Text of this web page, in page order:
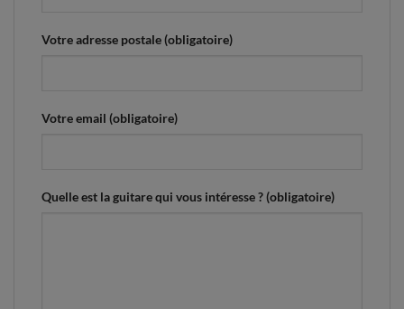
Votre adresse postale (obligatoire)
Votre email (obligatoire)
Quelle est la guitare qui vous intéresse ? (obligatoire)